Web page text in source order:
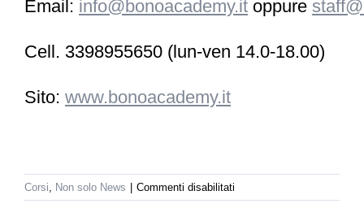
Email : info@bonoacademy.it oppure
Cell. 3398955650 (lun-ven 14.0-18.00)
Sito: www.bonoacademy.it
Corsi, Non solo News Commenti disabilitati
Corso